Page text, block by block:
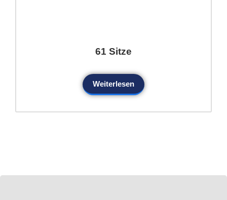
61 Sitze
Weiterlesen